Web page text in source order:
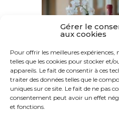
Gérer le
aux cookies
Pour offrir les meilleures expériences,
telles que les cookies pour stocker et/
appareils. Le fait de consentir à ces
traiter des données telles que le
uniques sur ce site. Le fait de ne pas
consentement peut avoir un effet
et fonctions.